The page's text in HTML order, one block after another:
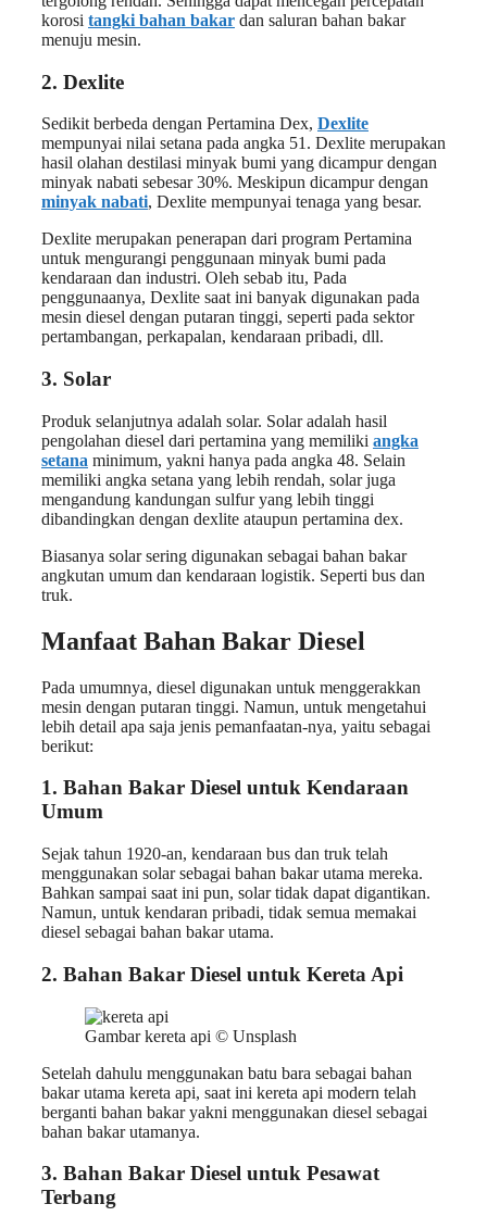
korosi tangki bahan bakar dan saluran bahan bakar
menuju mesin.
2. Dexlite
Sedikit berbeda dengan Pertamina Dex, Dexlite
mempunyai nilai setana pada angka 51. Dexlite merupakan
hasil olahan destilasi minyak bumi yang dicampur dengan
minyak nabati sebesar 30%. Meskipun dicampur dengan
minyak nabati, Dexlite mempunyai tenaga yang besar.
Dexlite merupakan penerapan dari program Pertamina
untuk mengurangi penggunaan minyak bumi pada
kendaraan dan industri. Oleh sebab itu, Pada
penggunaanya, Dexlite saat ini banyak digunakan pada
mesin diesel dengan putaran tinggi, seperti pada sektor
pertambangan, perkapalan, kendaraan pribadi, dll.
3. Solar
Produk selanjutnya adalah solar. Solar adalah hasil
pengolahan diesel dari pertamina yang memiliki angka
setana minimum, yakni hanya pada angka 48. Selain
memiliki angka setana yang lebih rendah, solar juga
mengandung kandungan sulfur yang lebih tinggi
dibandingkan dengan dexlite ataupun pertamina dex.
Biasanya solar sering digunakan sebagai bahan bakar
angkutan umum dan kendaraan logistik. Seperti bus dan
truk.
Manfaat Bahan Bakar Diesel
Pada umumnya, diesel digunakan untuk menggerakkan
mesin dengan putaran tinggi. Namun, untuk mengetahui
lebih detail apa saja jenis pemanfaatan-nya, yaitu sebagai
berikut:
1. Bahan Bakar Diesel untuk Kendaraan
Umum
Sejak tahun 1920-an, kendaraan bus dan truk telah
menggunakan solar sebagai bahan bakar utama mereka.
Bahkan sampai saat ini pun, solar tidak dapat digantikan.
Namun, untuk kendaran pribadi, tidak semua memakai
diesel sebagai bahan bakar utama.
2. Bahan Bakar Diesel untuk Kereta Api
Gambar kereta api © Unsplash
Setelah dahulu menggunakan batu bara sebagai bahan
bakar utama kereta api, saat ini kereta api modern telah
berganti bahan bakar yakni menggunakan diesel sebagai
bahan bakar utamanya.
3. Bahan Bakar Diesel untuk Pesawat
Terbang